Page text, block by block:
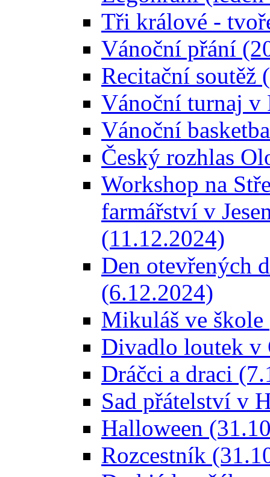
Tři králové -
Vánoční přání
Recitační soutěž
Vánoční turnaj v
Vánoční
Český rozhlas
Workshop na
farmářství v
(11.12.2024)
Den otevřených
(6.12.2024)
Mikuláš ve
Divadlo loutek v
Dráčci a draci
Sad přátelství v
Halloween
Rozcestník